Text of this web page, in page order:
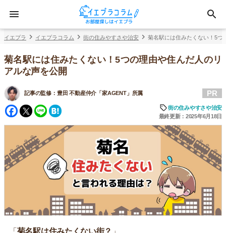
イエプラ イエプラコラム 街の住みやすさや治安 菊名駅には住みたくない！5つ
菊名駅には住みたくない！5つの理由や住んだ人のリ
アルな声を公開
記事の監修： 豊田 不動産仲介「家AGENT」所属
Facebook
Twitter
Line
PR
街の住みやすさや治安
最終更新：2025年6月18日
「 菊名駅は住みたくない街？ 」